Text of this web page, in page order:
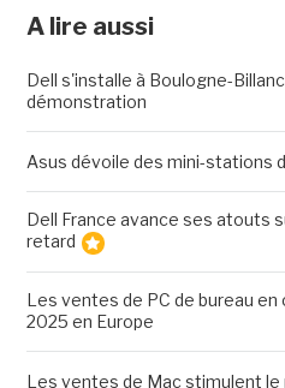
A lire aussi
Dell s'installe à Boulogne-
démonstration
Asus dévoile des mini-stations
Dell France avance ses atouts
retard
Les ventes de PC de bureau en
2025 en Europe
Les ventes de Mac stimulent le